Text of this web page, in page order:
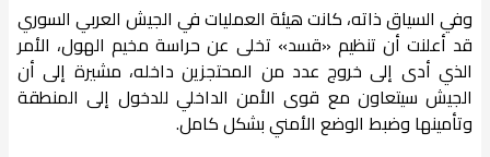
وفي السياق ذاته، كانت هيئة العمليات في الجيش العربي السوري
قد أعلنت أن تنظيم «قسد» تخلى عن حراسة مخيم الهول، الأمر
الذي أدى إلى خروج عدد من المحتجزين داخله، مشيرة إلى أن
الجيش سيتعاون مع قوى الأمن الداخلي للدخول إلى المنطقة
وتأمينها وضبط الوضع الأمني بشكل كامل.